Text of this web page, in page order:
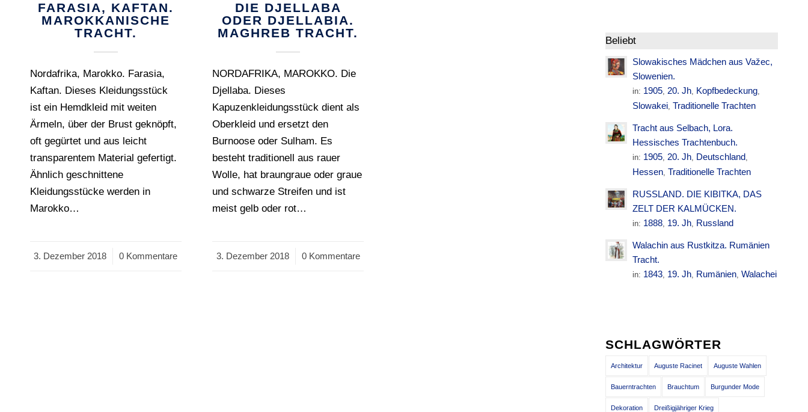
FARASIA, KAFTAN.
MAROKKANISCHE
TRACHT.
Nordafrika, Marokko. Farasia,
Kaftan. Dieses Kleidungsstück
ist ein Hemdkleid mit weiten
Ärmeln, über der Brust geknöpft,
oft gegürtet und aus leicht
transparentem Material gefertigt.
Ähnlich geschnittene
Kleidungsstücke werden in
Marokko…
3. Dezember 2018
/ 0 Kommentare
DIE DJELLABA
ODER DJELLABIA.
MAGHREB TRACHT.
NORDAFRIKA, MAROKKO. Die
Djellaba. Dieses
Kapuzenkleidungsstück dient als
Oberkleid und ersetzt den
Burnoose oder Sulham. Es
besteht traditionell aus rauer
Wolle, hat braungraue oder graue
und schwarze Streifen und ist
meist gelb oder rot…
3. Dezember 2018
/ 0 Kommentare
Beliebt
Slowakisches Mädchen aus Važec,
Slowenien.
in: 1905,20. Jh, Kopfbedeckung,
Slowakei, Traditionelle Trachten
Tracht aus Selbach, Lora.
Hessisches Trachtenbuch.
in: 1905,20. Jh, Deutschland,
Hessen, Traditionelle Trachten
RUSSLAND. DIE KIBITKA, DAS
ZELT DER KALMÜCKEN.
in: 1888, 19. Jh, Russland
Walachin aus Rustkitza. Rumänien
Tracht.
in: 1843, 19. Jh, Rumänien,Walachei
SCHLAGWÖRTER
Architektur Auguste Racinet Auguste Wahlen
Bauerntrachten Brauchtum Burgunder Mode
Dekoration Dreißigjähriger Krieg